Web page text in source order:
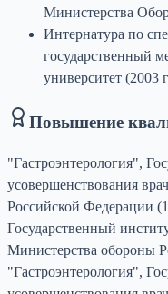
Министерства
Интернатура по
государственный
университет (2003
Повышение
"Гастроэнтерология",
усовершенствования
Российской Федерации
Государственный
Министерства обороны
"Гастроэнтерология",